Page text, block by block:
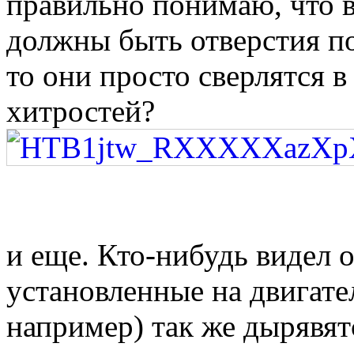
должны быть отверстия
то они просто сверлятся
хитростей?
и еще. Кто-нибудь видел
установленные на
например) так же